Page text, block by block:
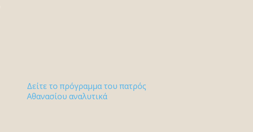
Δείτε το πρόγραμμα του πατρός
Αθανασίου αναλυτικά